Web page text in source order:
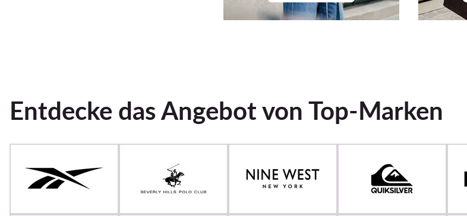
Entdecke das Angebot von Top-Marken